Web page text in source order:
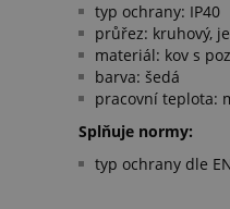
typ ochrany: IP40
průřez: kruhový,
materiál: kov s
barva: šedá
pracovní teplota:
Splňuje normy:
typ ochrany dle